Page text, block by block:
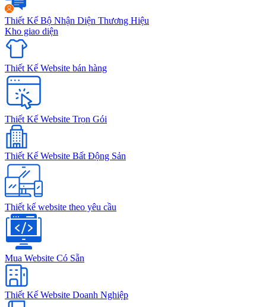
Thiết Kế Bộ Nhận Diện Thương Hiệu
Kho giao diện
Thiết Kế Website bán hàng
Thiết Kế Website Trọn Gói
Thiết Kế Website Bất Động Sản
Thiết kế website theo yêu cầu
Mua Website Có Sẵn
Thiết Kế Website Doanh Nghiệp